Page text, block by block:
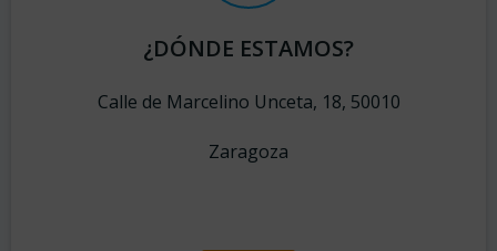
¿DÓNDE ESTAMOS?
Calle de Marcelino Unceta, 18, 50010
Zaragoza